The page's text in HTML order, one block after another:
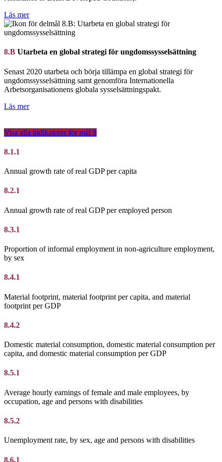
Läs mer
8.B Utarbeta en global strategi för ungdomssysselsättning
Senast 2020 utarbeta och börja tillämpa en global strategi för
ungdomssysselsättning samt genomföra Internationella
Arbetsorganisationens globala sysselsättningspakt.
Läs mer
Visa alla indikatorer för mål 8
8.1.1
Annual growth rate of real GDP per capita
8.2.1
Annual growth rate of real GDP per employed person
8.3.1
Proportion of informal employment in non-agriculture employment,
by sex
8.4.1
Material footprint, material footprint per capita, and material
footprint per GDP
8.4.2
Domestic material consumption, domestic material consumption per
capita, and domestic material consumption per GDP
8.5.1
Average hourly earnings of female and male employees, by
occupation, age and persons with disabilities
8.5.2
Unemployment rate, by sex, age and persons with disabilities
8.6.1